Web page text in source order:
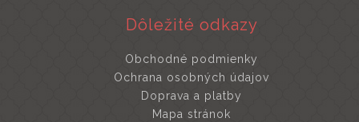
Dôležité odkazy
Obchodné podmienky
Ochrana osobných údajov
Doprava a platby
Mapa stránok